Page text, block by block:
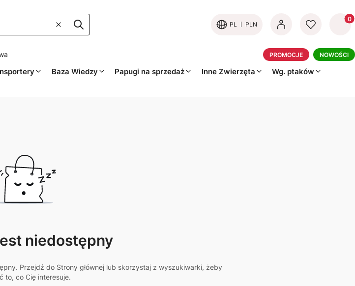
WyczyśćSzukaj PL PLN
PROMOCJE NOWOŚCI
Baza Wiedzy Papugi na sprzedaż Inne Zwierzęta
Wg. ptaków
niedostępny
Przejdź do Strony głównej lub skorzystaj z wyszukiwarki, żeby
to, co Cię interesuje.